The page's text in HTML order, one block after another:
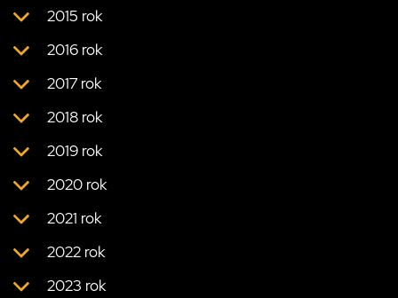
2015 rok
2016 rok
2017 rok
2018 rok
2019 rok
2020 rok
2021 rok
2022 rok
2023 rok